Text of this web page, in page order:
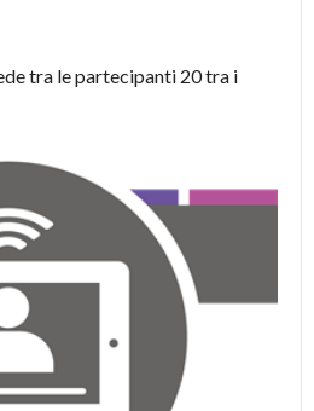
tra le partecipanti 20 tra i